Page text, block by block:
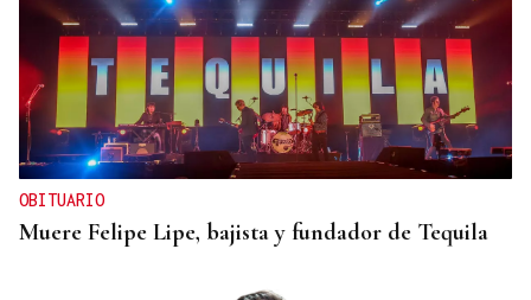
OBITUARIO
Muere Felipe Lipe, bajista y fundador de Tequila